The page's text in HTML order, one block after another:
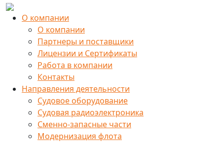
О компании
О компании
Партнеры и поставщики
Лицензии и Сертификаты
Работа в компании
Контакты
Направления деятельности
Судовое оборудование
Судовая радиоэлектроника
Сменно-запасные части
Модернизация флота